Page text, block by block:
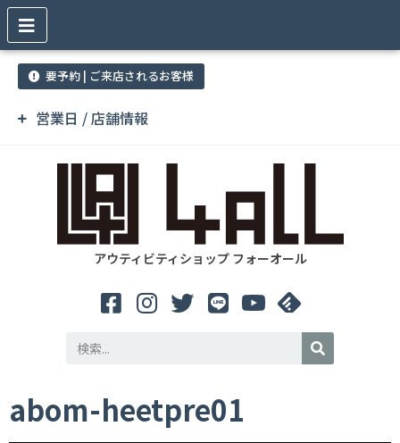
営業日 / 店舗情報
要予約 | ご来店されるお客様
アウティビティショップ フォーオール
abom-heetpre01